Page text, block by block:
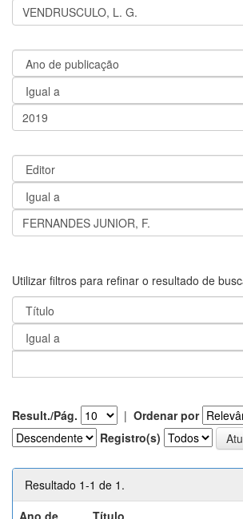
Utilizar filtros para refinar o resultado de
Result./Pág. | Ordenar por
Registro(s)
Resultado 1-1 de 1.
Ano de
Título